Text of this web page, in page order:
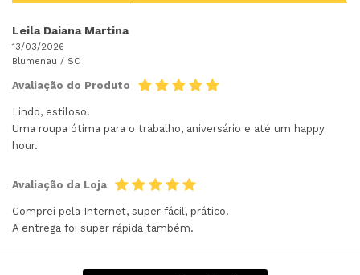
Leila Daiana Martina
13/03/2026
Blumenau / SC
Avaliação do Produto
Lindo, estiloso!
Uma roupa ótima para o trabalho, aniversário e até um happy
hour.
Avaliação da Loja
Comprei pela Internet, super fácil, prático.
A entrega foi super rápida também.